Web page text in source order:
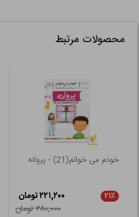
محصولات مرتبط
خودم می خوانم(21) - پروانه
۲۱٪
۲۲۱,۲۰۰ تومان
۲۸۰,۰۰۰ تومان